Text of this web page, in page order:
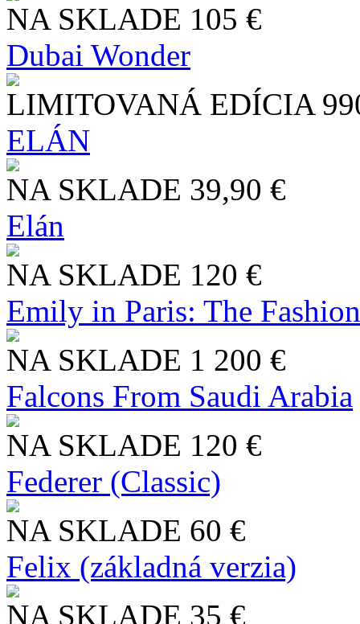
NA SKLADE 105 €
Dubai Wonder
LIMITOVANÁ EDÍCIA
ELÁN
NA SKLADE 39,90 €
Elán
NA SKLADE 120 €
Emily in Paris: The
NA SKLADE 1 200 €
Falcons From Saudi Arabia
NA SKLADE 120 €
Federer (Classic)
NA SKLADE 60 €
Felix (základná verzia)
NA SKLADE 35 €